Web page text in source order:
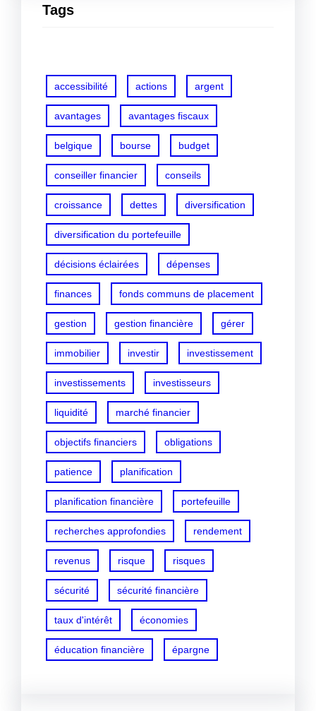
Tags
accessibilité actions argent
avantages avantages fiscaux
belgique bourse budget
conseiller financier conseils
croissance dettes diversification
diversification du portefeuille
décisions éclairées dépenses
finances fonds communs de placement
gestion gestion financière gérer
immobilier investir investissement
investissements investisseurs
liquidité marché financier
objectifs financiers obligations
patience planification
planification financière portefeuille
recherches approfondies rendement
revenus risque risques
sécurité sécurité financière
taux d'intérêt économies
éducation financière épargne